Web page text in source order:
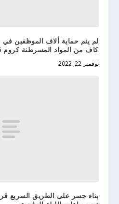
كاف من المواد المسرطنة كروم 6
نوفمبر 22, 2022
بناء جسر على الطريق السريع